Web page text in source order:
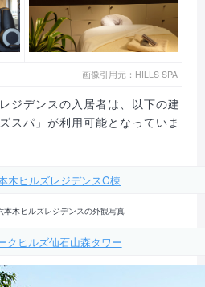
画像引用元： HILLS SPA
ジデンスの入居者は、以下の建
スパ」が利用可能となっていま
木ヒルズレジデンスC棟
クヒルズ仙石山森タワー